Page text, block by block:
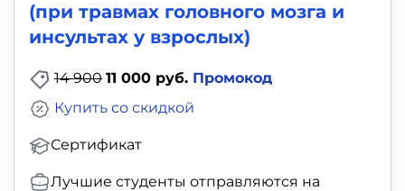
(при травмах головного мозга и
инсультах у взрослых)
14 900 11 000 руб. Промокод
Сертификат
Купить со скидкой
Лучшие студенты отправляются на